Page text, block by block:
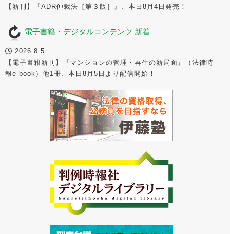
【新刊】『ADR仲裁法［第３版］』、本日8月4日発売！
電子書籍・デジタルコンテンツ 新着
2026.8.5
【電子書籍新刊】『マンションの管理・再生の新局面』（法律時
報e-book）他1冊、本日8月5日より配信開始！